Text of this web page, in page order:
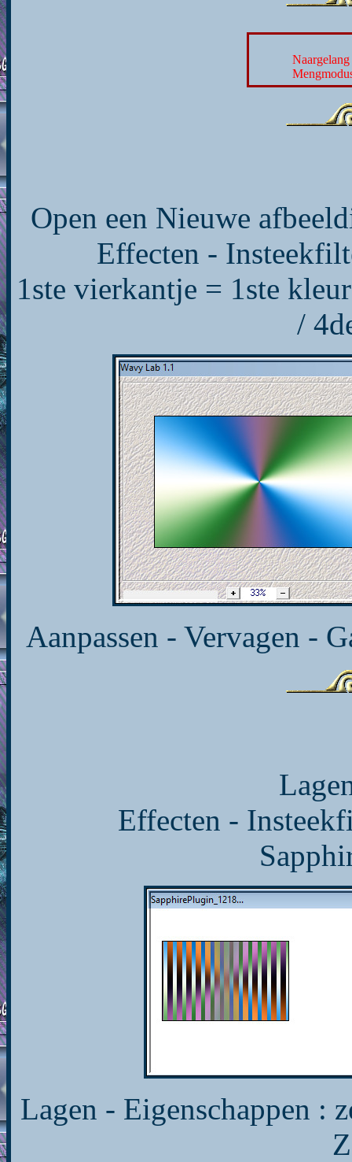
Open een Nieuwe
Effecten -
1ste vierkantje = 1ste
/
Aanpassen - Vervagen -
Effecten -
Lagen - Eigenschappen :